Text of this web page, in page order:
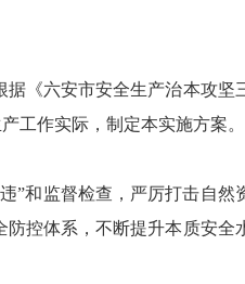
《六安市安全生产治本攻坚
工作实际，制定本实施方案。
”和监督检查，严厉打击自然
控体系，不断提升本质安全